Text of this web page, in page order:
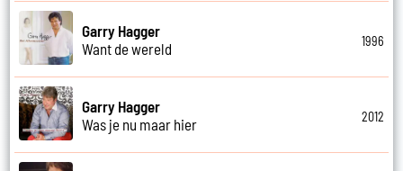
Garry Hagger
Want de wereld
1996
Garry Hagger
Was je nu maar hier
2012